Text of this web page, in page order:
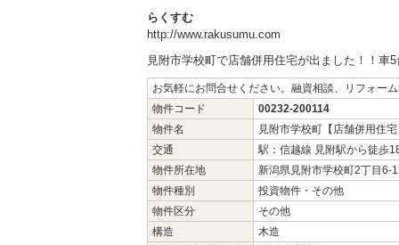
らくすむ
http://www.rakusumu.com
見附市学校町で店舗併用住宅が出ました！！車
お気軽にお問合せください。融資相談、リフォー
物件コード
00232-200114
物件名
見附市学校町【店舗併用住
交通
駅：信越線 見附駅から徒歩
物件所在地
新潟県見附市学校町2丁目6-
物件種別
投資物件・その他
物件区分
その他
構造
木造